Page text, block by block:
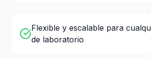
Flexible y escalable para
de laboratorio